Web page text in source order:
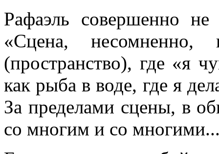
Рафаэль совершенно
«Сцена, несомненно,
(пространство), где «я
как рыба в воде, где я
За пределами сцены, в
со многим и со